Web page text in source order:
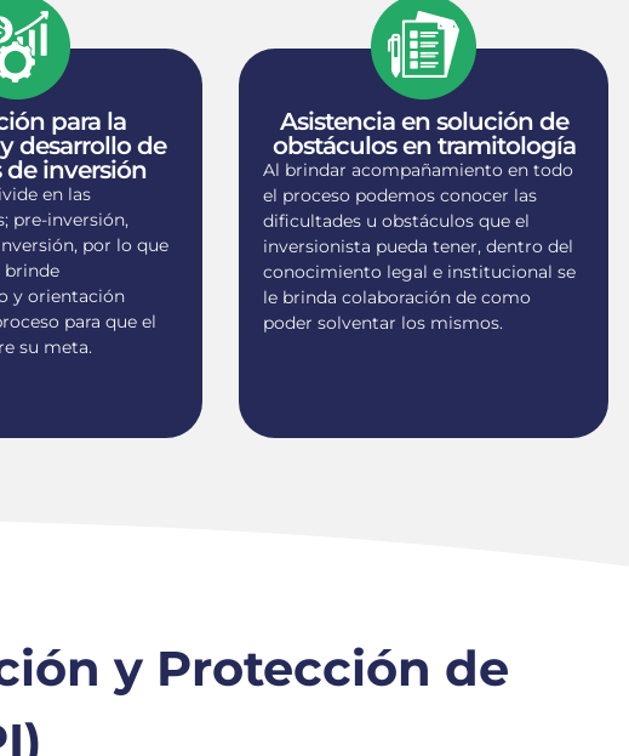
para la
desarrollo de
de inversión
en las
pre-inversión,
por lo que
brinde
y orientación
para que el
su meta.
Asistencia en solución de
obstáculos en tramitología
Al brindar acompañamiento en todo
el proceso podemos conocer las
dificultades u obstáculos que el
inversionista pueda tener, dentro del
conocimiento legal e institucional se
le brinda colaboración de como
poder solventar los mismos.
y Protección de